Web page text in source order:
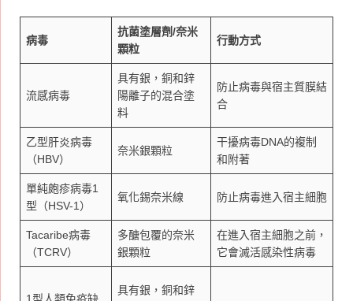
病毒
抗菌塗層劑/奈米
顆粒
行動方式
流感病毒
具有銀，銅和鋅
陽離子的混合塗
料
防止病毒與宿主質膜結
合
乙型肝炎病毒
（HBV）
奈米銀顆粒
干擾病毒DNA的複制
和附著
單純皰疹病毒1
型（HSV-1）
氧化錫奈米線 防止病毒進入宿主細胞
Tacaribe病毒
（TCRV）
多醣包覆的奈米
銀顆粒
在進入宿主細胞之前，
它會滅活感染性病毒
具有銀，銅和鋅